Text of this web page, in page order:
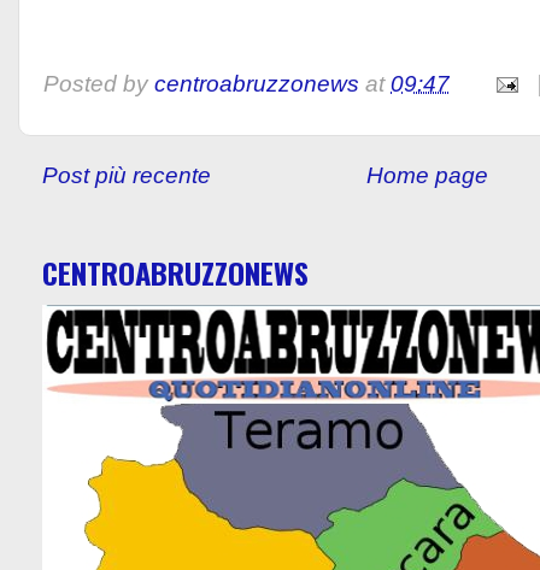
Posted by centroabruzzonews at09:47
Post più recente Home page
CENTROABRUZZONEWS